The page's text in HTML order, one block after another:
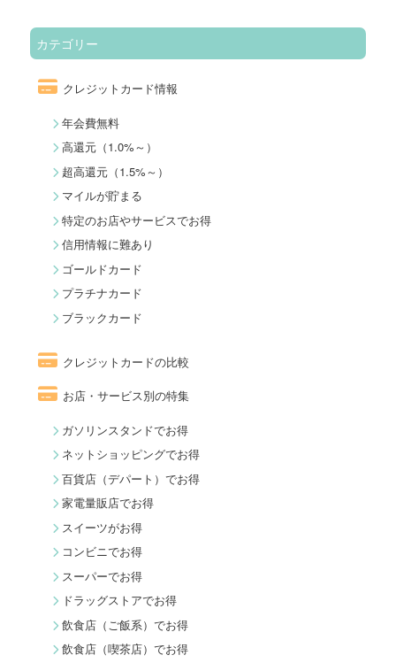
カテゴリー
クレジットカード情報
年会費無料
高還元（1.0%～）
超高還元（1.5%～）
マイルが貯まる
特定のお店やサービスでお得
信用情報に難あり
ゴールドカード
プラチナカード
ブラックカード
クレジットカードの比較
お店・サービス別の特集
ガソリンスタンドでお得
ネットショッピングでお得
百貨店（デパート）でお得
家電量販店でお得
スイーツがお得
コンビニでお得
スーパーでお得
ドラッグストアでお得
飲食店（ご飯系）でお得
飲食店（喫茶店）でお得